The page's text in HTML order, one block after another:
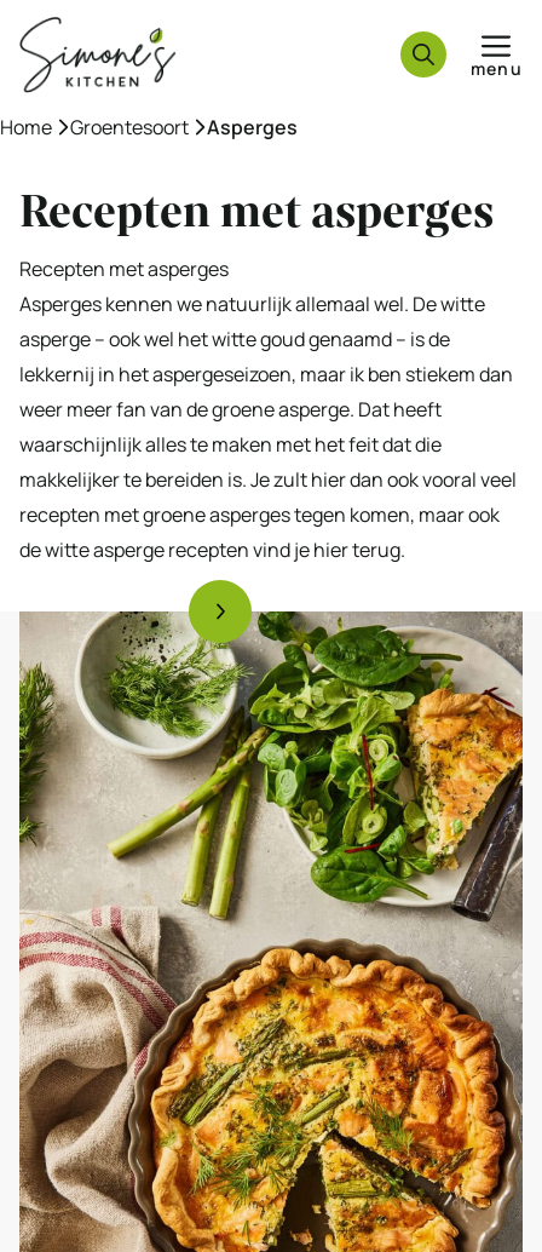
naar
inhoud
menu
Home »Groentesoort »Asperges
Recepten met asperges
Recepten met asperges
Asperges kennen we natuurlijk allemaal wel. De witte
asperge – ook wel het witte goud genaamd – is de
lekkernij in het aspergeseizoen, maar ik ben stiekem dan
weer meer fan van de groene asperge. Dat heeft
waarschijnlijk alles te maken met het feit dat die
makkelijker te bereiden is. Je zult hier dan ook vooral veel
recepten met groene asperges tegen komen, maar ook
de witte asperge recepten vind je hier terug.